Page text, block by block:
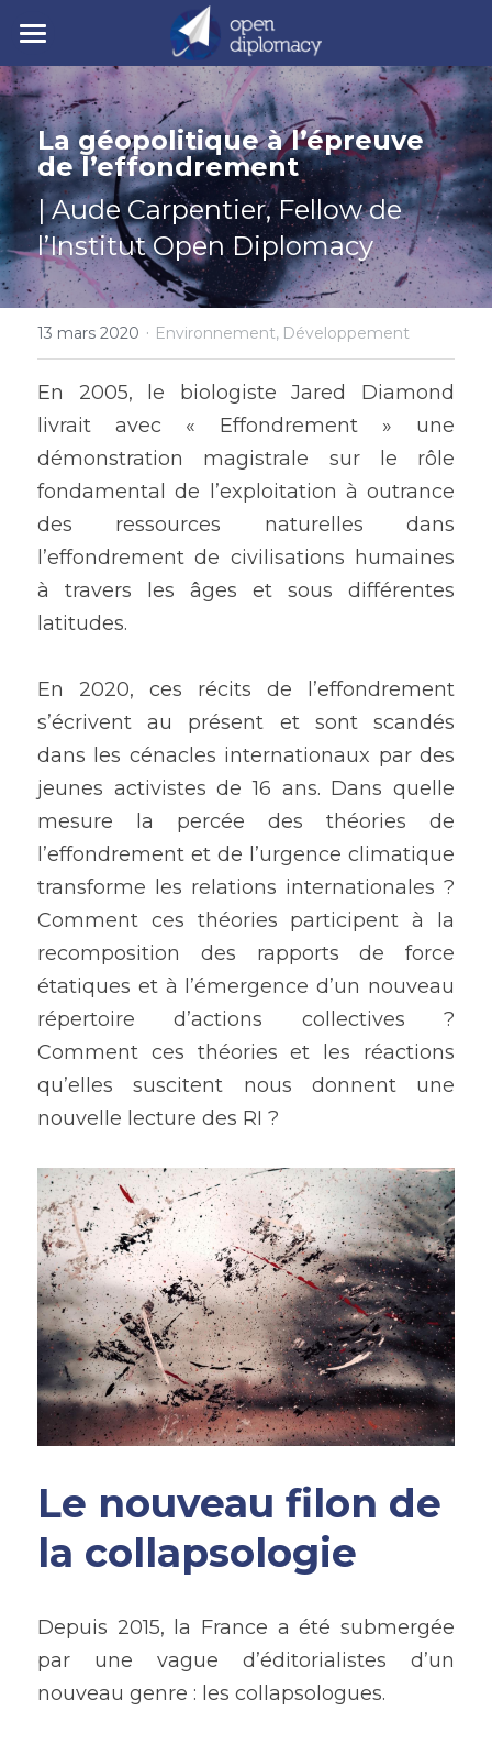
| Accueil
| Nos activités
• Nos jeunes leaders
• Nos événements
• Nos publications
• Y7 2026
| Nos actualités
| Polycrise
Comprendre la polycrise
• Crise géopolitique
• Crise écologique
• Crise économique
• Crise politique
| À propos
• Notre mission
• Notre gouvernance
• Nos experts
• Nos partenaires
Rechercher
Y7 2026
La géopolitique à l’épreuve
de l’effondrement
| Aude Carpentier, Fellow de
l’Institut Open Diplomacy
13 mars 2020 · Environnement, Développement
En 2005, le biologiste Jared Diamond
livrait avec « Effondrement » une
démonstration magistrale sur le rôle
fondamental de l’exploitation à outrance
des ressources naturelles dans
l’effondrement de civilisations humaines
à travers les âges et sous différentes
latitudes.
En 2020, ces récits de l’effondrement
s’écrivent au présent et sont scandés
dans les cénacles internationaux par des
jeunes activistes de 16 ans. Dans quelle
mesure la percée des théories de
l’effondrement et de l’urgence climatique
transforme les relations internationales ?
Comment ces théories participent à la
recomposition des rapports de force
étatiques et à l’émergence d’un nouveau
répertoire d’actions collectives ?
Comment ces théories et les réactions
qu’elles suscitent nous donnent une
nouvelle lecture des RI ?
Le nouveau filon de
la collapsologie
Depuis 2015, la France a été submergée
par une vague d’éditorialistes d’un
nouveau genre : les collapsologues.